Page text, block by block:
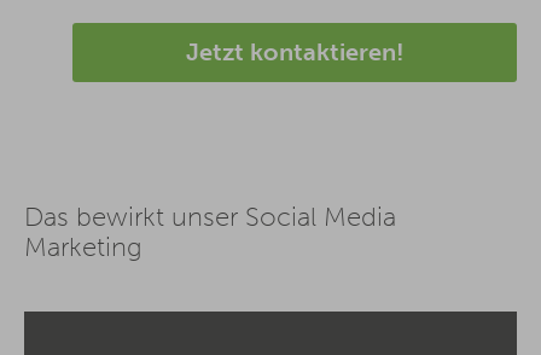
Jetzt kontaktieren!
Das bewirkt unser Social Media
Marketing